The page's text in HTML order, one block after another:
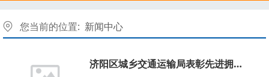
您当前的位置: 新闻中心
济阳区城乡交通运输局表彰先进拥军单位与优秀退役军人 济阳汽车站、驾驶员张相宝获殊荣